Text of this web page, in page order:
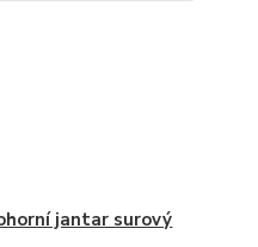
jantar surový